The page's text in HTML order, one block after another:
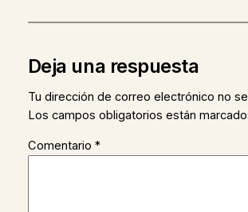
Deja una respuesta
Tu dirección de correo electrónico no
Los campos obligatorios están
Comentario *